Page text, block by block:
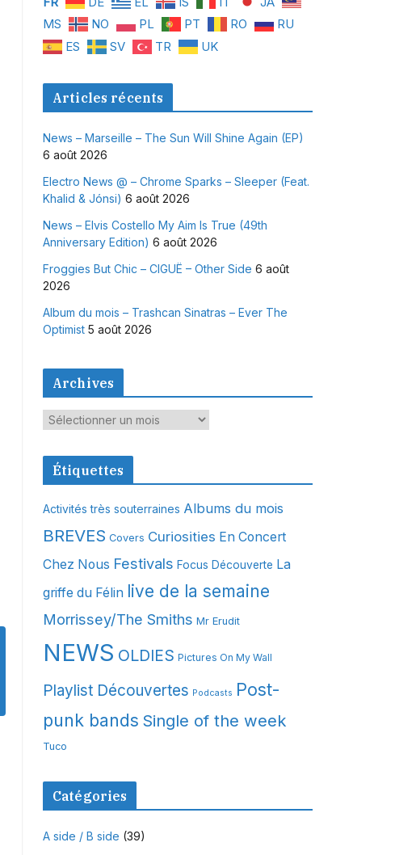
MS
NO PL PT RO
RU
ES
SV TR UK
Articles récents
News – Marseille – The Sun Will Shine Again (EP)
6 août 2026
Electro News @ – Chrome Sparks – Sleeper (Feat.
Khalid & Jónsi) 6 août 2026
News – Elvis Costello My Aim Is True (49th
Anniversary Edition) 6 août 2026
Froggies But Chic – CIGUË – Other Side 6 août
2026
Album du mois – Trashcan Sinatras – Ever The
Optimist 5 août 2026
Archives
A
c
e
s
Étiquettes
Activités très souterraines Albums du mois
BREVES Covers Curiosities En Concert
Chez Nous Festivals Focus Découverte La
griffe du Félin live de la semaine
Morrissey/The Smiths Mr Erudit
NEWS OLDIES Pictures On My Wall
Playlist Découvertes Podcasts Post-
punk bands Single of the week
Tuco
Catégories
A side / B side (39)